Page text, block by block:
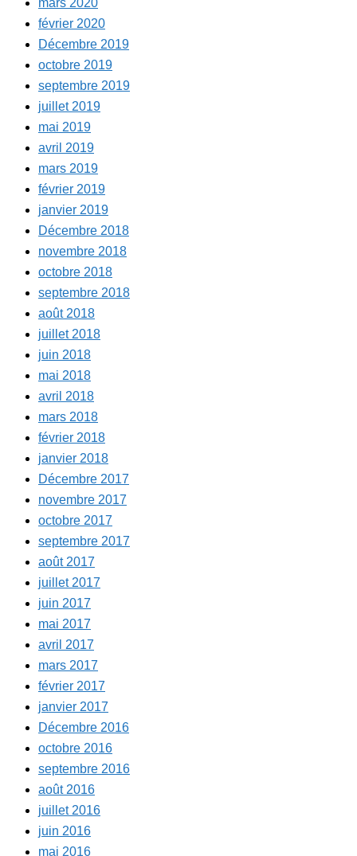
mars 2020
février 2020
Décembre 2019
octobre 2019
septembre 2019
juillet 2019
mai 2019
avril 2019
mars 2019
février 2019
janvier 2019
Décembre 2018
novembre 2018
octobre 2018
septembre 2018
août 2018
juillet 2018
juin 2018
mai 2018
avril 2018
mars 2018
février 2018
janvier 2018
Décembre 2017
novembre 2017
octobre 2017
septembre 2017
août 2017
juillet 2017
juin 2017
mai 2017
avril 2017
mars 2017
février 2017
janvier 2017
Décembre 2016
octobre 2016
septembre 2016
août 2016
juillet 2016
juin 2016
mai 2016